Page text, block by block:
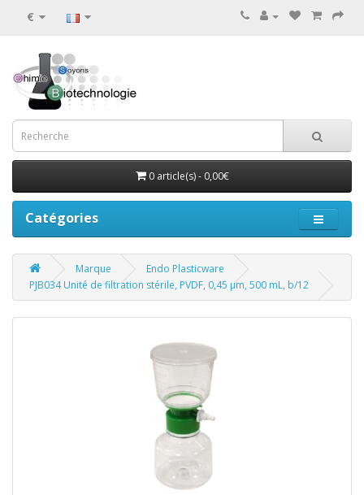
€
0 article(s) - 0,00€
Catégories
Marque
Endo Plasticware
PJB034 Unité de filtration stérile, PVDF, 0,45 µm, 500 mL, b/12